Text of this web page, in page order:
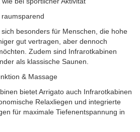
besonders für Menschen, die hohe
gut vertragen, aber dennoch
Zudem sind Infrarotkabinen
als klassische Saunen.
& Massage
bietet Arrigato auch Infrarotkabinen
Relaxliegen und integrierte
für maximale Tiefenentspannung in